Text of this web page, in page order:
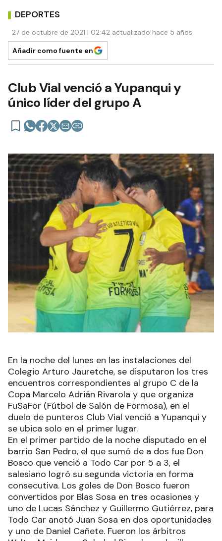
DEPORTES
27 de octubre de 2021 | 02:42 actualizado hace 5 años
Añadir como fuente en
Club Vial venció a Yupanqui y
único líder del grupo A
En la noche del lunes en las instalaciones del
Colegio Arturo Jauretche, se disputaron los tres
encuentros correspondientes al grupo C de la
Copa Marcelo Adrián Rivarola y que organiza
FuSaFor (Fútbol de Salón de Formosa), en el
duelo de punteros Club Vial venció a Yupanqui y
se ubica solo en el primer lugar.
En el primer partido de la noche disputado en el
barrio San Pedro, el que sumó de a dos fue Don
Bosco que venció a Todo Car por 5 a 3, el
salesiano logró su segunda victoria en forma
consecutiva. Los goles de Don Bosco fueron
convertidos por Blas Sosa en tres ocasiones y
uno de Lucas Sánchez y Guillermo Gutiérrez, para
Todo Car anotó Juan Sosa en dos oportunidades
y uno de Daniel Cañete. Fueron los árbitros